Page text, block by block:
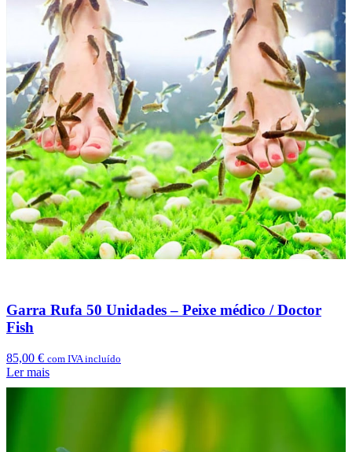
Garra Rufa 50 Unidades – Peixe médico / Doctor
Fish
85,00 € com IVA incluído
Ler mais